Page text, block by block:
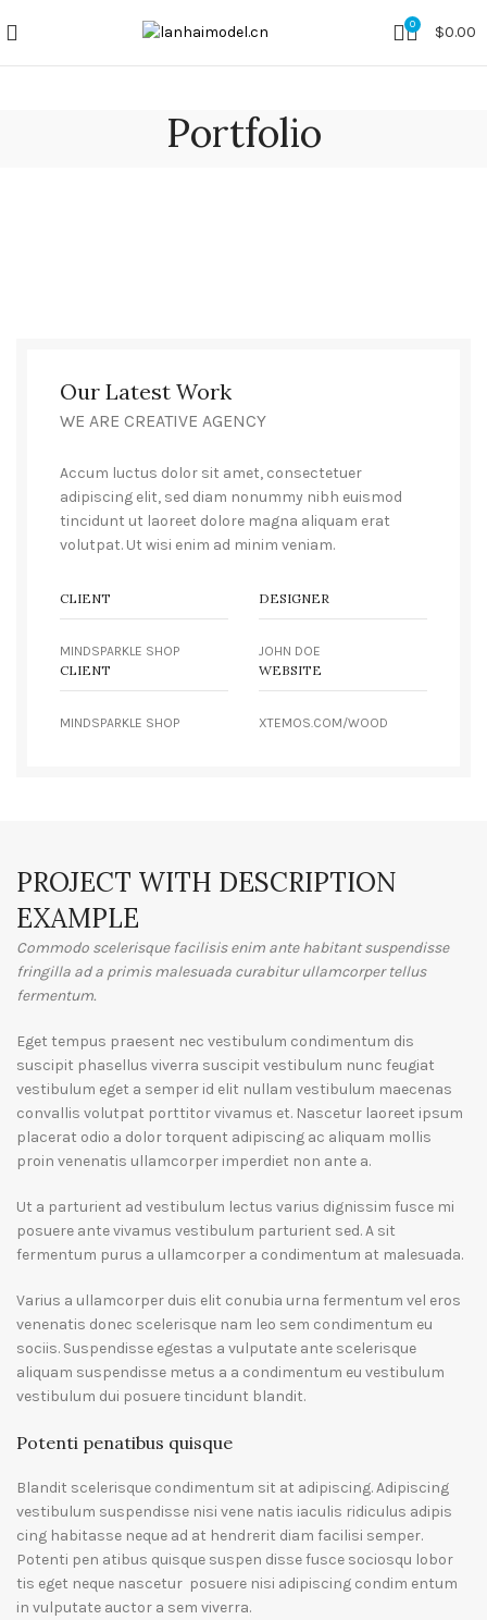
0 $0.00
Portfolio
Our Latest Work
WE ARE CREATIVE AGENCY
Accum luctus dolor sit amet, consectetuer
adipiscing elit, sed diam nonummy nibh euismod
tincidunt ut laoreet dolore magna aliquam erat
volutpat. Ut wisi enim ad minim veniam.
CLIENT
MINDSPARKLE SHOP
DESIGNER
JOHN DOE
CLIENT
MINDSPARKLE SHOP
WEBSITE
XTEMOS.COM/WOOD
PROJECT WITH DESCRIPTION
EXAMPLE
Commodo scelerisque facilisis enim ante habitant suspendisse
fringilla ad a primis malesuada curabitur ullamcorper tellus
fermentum.
Eget tempus praesent nec vestibulum condimentum dis
suscipit phasellus viverra suscipit vestibulum nunc feugiat
vestibulum eget a semper id elit nullam vestibulum maecenas
convallis volutpat porttitor vivamus et. Nascetur laoreet ipsum
placerat odio a dolor torquent adipiscing ac aliquam mollis
proin venenatis ullamcorper imperdiet non ante a.
Ut a parturient ad vestibulum lectus varius dignissim fusce mi
posuere ante vivamus vestibulum parturient sed. A sit
fermentum purus a ullamcorper a condimentum at malesuada.
Varius a ullamcorper duis elit conubia urna fermentum vel eros
venenatis donec scelerisque nam leo sem condimentum eu
sociis. Suspendisse egestas a vulputate ante scelerisque
aliquam suspendisse metus a a condimentum eu vestibulum
vestibulum dui posuere tincidunt blandit.
Potenti penatibus quisque
Blandit scelerisque condimentum sit at adipiscing. Adipiscing
vestibulum suspendisse nisi vene natis iaculis ridiculus adipis
cing habitasse neque ad at hendrerit diam facilisi semper.
Potenti pen atibus quisque suspen disse fusce sociosqu lobor
tis eget neque nascetur posuere nisi adipiscing condim entum
in vulputate auctor a sem viverra.